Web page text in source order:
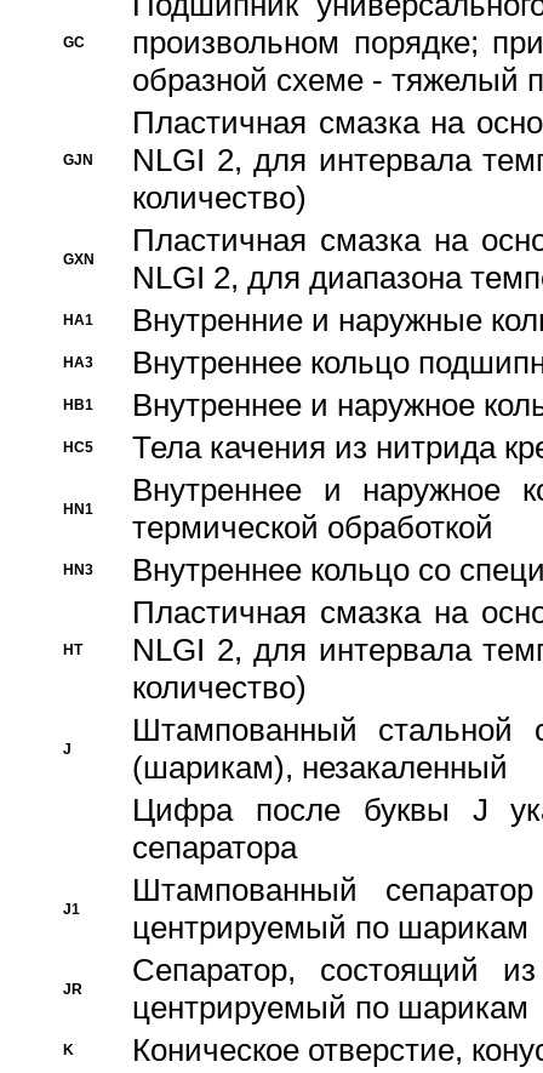
GC
произвольном порядке;
образной схеме - тяжелый
GJN
Пластичная смазка на
NLGI 2, для интервала
количество)
GXN
Пластичная смазка на
NLGI 2, для диапазона
HA1 Внутренние и наружные
HA3 Bнутреннее кольцо
HB1 Bнутреннее и наружное
HC5 Тела качения из нитрида
HN1
Bнутреннее и наружное
термической обработкой
HN3 Внутреннее кольцо со
HT
Пластичная смазка на
NLGI 2, для интервала
количество)
J
Штампованный стальной
(шарикам), незакаленный
Цифра после буквы J
сепаратора
J1
Штампованный
центрируемый по шарикам
JR
Сепаратор, состоящий
центрируемый по шарикам
K Коническое отверстие,